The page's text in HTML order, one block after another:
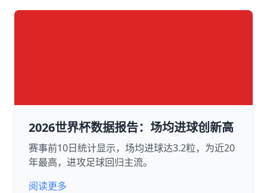
2026世界杯数据报告：场均进球创新高
赛事前10日统计显示，场均进球达3.2粒，为近20
年最高，进攻足球回归主流。
阅读更多